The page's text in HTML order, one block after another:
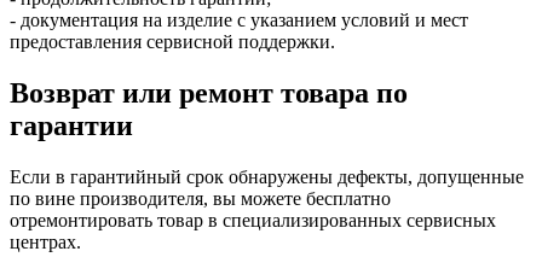
- документация на изделие с указанием условий и мест
предоставления сервисной поддержки.
Возврат или ремонт товара по
гарантии
Если в гарантийный срок обнаружены дефекты, допущенные
по вине производителя, вы можете бесплатно
отремонтировать товар в специализированных сервисных
центрах.